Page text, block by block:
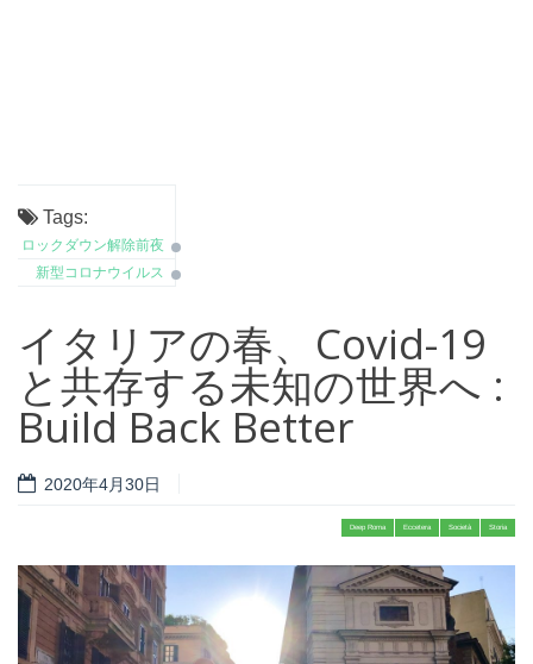
Tags:
ロックダウン解除前夜
新型コロナウイルス
イタリアの春、Covid-19
と共存する未知の世界へ :
Build Back Better
2020年4月30日
Deep Roma Eccetera Società Storia